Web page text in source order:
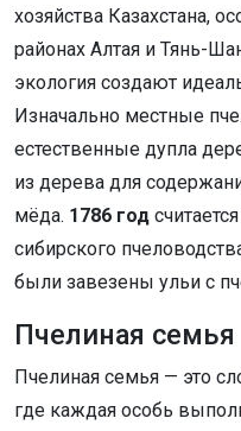
хозяйства Казахстана,
районах Алтая и Тянь-
экология создают
Изначально местные
естественные дупла
из дерева для
мёда. 1786 год
сибирского
были завезены ульи с
Пчелиная семья
Пчелиная семья — это
где каждая особь